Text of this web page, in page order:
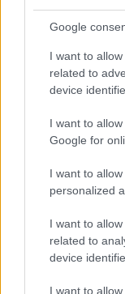
Google
I want to
related to
device
I want to
Google for
I want to
personalized
I want to
related to
device
I want to